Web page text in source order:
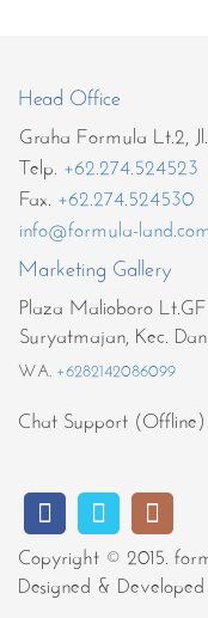
Head Office
Graha Formula Lt.2,
Telp. +62.274.524523
Fax. +62.274.524530
info@formula-land.com
Marketing Gallery
Plaza Malioboro
Suryatmajan, Kec.
WA. +6282142086099
Chat Support (Offline)
Copyright © 2015.
Designed &